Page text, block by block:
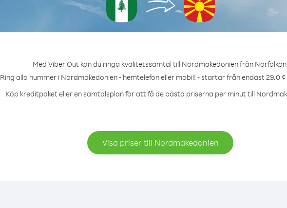
Med Viber Out kan du ringa kvalitetssamtal till Nordmakedonien från
Ring alla nummer i Nordmakedonien - hemtelefon eller mobil! - startar från endast 29.0
Köp kreditpaket eller en samtalsplan för att få de bästa priserna per minut till
Visa priser till Nordmakedonien